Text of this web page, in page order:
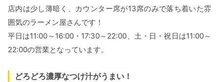
店内は少し薄暗く、カウンター席が13席のみで落ち着いた雰
囲気のラーメン屋さんです！
平日は11:00～16:00・17:30～22:00、土・日・祝日は11:00～
22:00の営業となっています。
どろどろ濃厚なつけ汁がうまい！